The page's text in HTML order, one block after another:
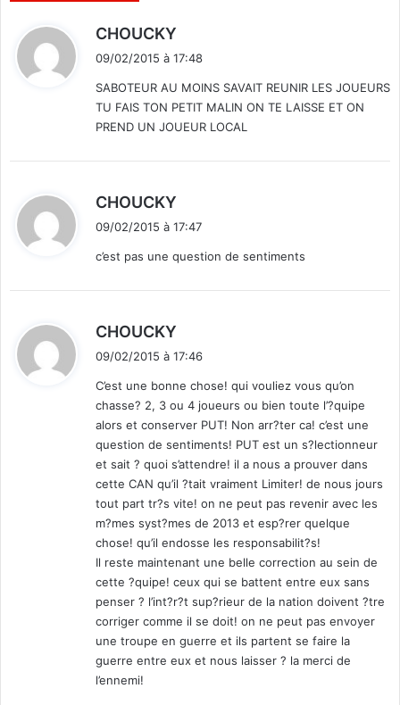
CHOUCKY
:
09/02/2015 à 17:48
SABOTEUR AU MOINS SAVAIT REUNIR LES JOUEURS
TU FAIS TON PETIT MALIN ON TE LAISSE ET ON
PREND UN JOUEUR LOCAL
CHOUCKY
09/02/2015 à 17:47
c’est pas une question de sentiments
CHOUCKY
:
09/02/2015 à 17:46
C’est une bonne chose! qui vouliez vous qu’on
chasse? 2, 3 ou 4 joueurs ou bien toute l’?quipe
alors et conserver PUT! Non arr?ter ca! c’est une
question de sentiments! PUT est un s?lectionneur
et sait ? quoi s’attendre! il a nous a prouver dans
cette CAN qu’il ?tait vraiment Limiter! de nous jours
tout part tr?s vite! on ne peut pas revenir avec les
m?mes syst?mes de 2013 et esp?rer quelque
chose! qu’il endosse les responsabilit?s!
Il reste maintenant une belle correction au sein de
cette ?quipe! ceux qui se battent entre eux sans
penser ? l’int?r?t sup?rieur de la nation doivent ?tre
corriger comme il se doit! on ne peut pas envoyer
une troupe en guerre et ils partent se faire la
guerre entre eux et nous laisser ? la merci de
l’ennemi!